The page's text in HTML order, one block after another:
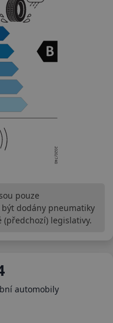
automobily
pouze
dodány pneumatiky
(předchozí) legislativy.